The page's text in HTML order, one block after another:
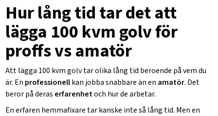
Hur lång tid tar det att
lägga 100 kvm golv för
proffs vs amatör
Att lägga 100 kvm golv tar olika lång tid beroende på vem du
är. En professionellkan jobba snabbare än en amatör. Det
beror på deras erfarenhetoch hur de arbetar.
En erfaren hemmafixare tar kanske inte så lång tid. Men en